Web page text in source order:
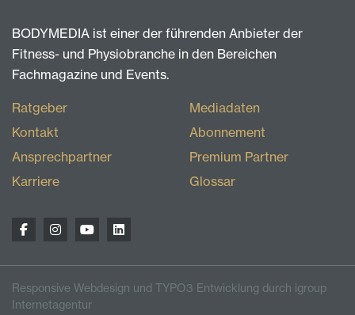
BODYMEDIA ist einer der führenden Anbieter der
Fitness- und Physiobranche in den Bereichen
Fachmagazine und Events.
Ratgeber
Kontakt
Ansprechpartner
Karriere
Mediadaten
Abonnement
Premium Partner
Glossar
Responsive Webdesign und TYPO3 Entwicklung durch igroup
Internetagentur